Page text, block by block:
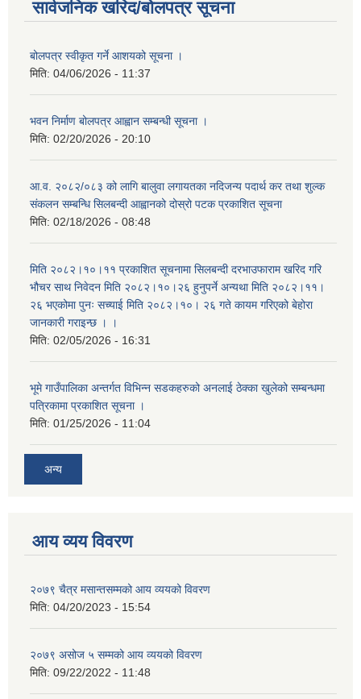
सार्वजनिक खरिद/बोलपत्र सूचना
बोलपत्र स्वीकृत गर्ने आशयको सूचना ।
मिति: 04/06/2026 - 11:37
भवन निर्माण बोलपत्र आह्वान सम्बन्धी सूचना ।
मिति: 02/20/2026 - 20:10
आ.व. २०८२/०८३ को लागि बालुवा लगायतका नदिजन्य पदार्थ कर तथा शुल्क
संकलन सम्बन्धि सिलबन्दी आह्वानको दोस्रो पटक प्रकाशित सूचना
मिति: 02/18/2026 - 08:48
मिति २०८२।१०।११ प्रकाशित सूचनामा सिलबन्दी दरभाउफाराम खरिद गरि
भौचर साथ निवेदन मिति २०८२।१०।२६ हुनुपर्ने अन्यथा मिति २०८२।११।
२६ भएकोमा पुनः सच्याई मिति २०८२।१०। २६ गते कायम गरिएको बेहोरा
जानकारी गराइन्छ । ।
मिति: 02/05/2026 - 16:31
भूमे गाउँपालिका अन्तर्गत विभिन्न सडकहरुको अनलाई ठेक्का खुलेको सम्बन्धमा
पत्रिकामा प्रकाशित सूचना ।
मिति: 01/25/2026 - 11:04
अन्य
आय व्यय विवरण
२०७९ चैत्र मसान्तसम्मको आय व्ययको विवरण
मिति: 04/20/2023 - 15:54
२०७९ असोज ५ सम्मको आय व्ययको विवरण
मिति: 09/22/2022 - 11:48